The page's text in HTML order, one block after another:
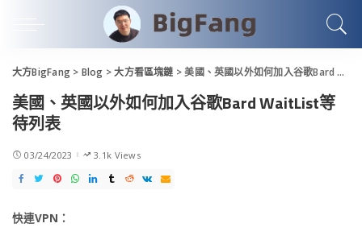
大方BigFang > Blog >大方看區塊鏈 >美國、英國以外如何加入谷歌Bard WaitList等待列表
美國、英國以外如何加入谷歌Bard WaitList等
待列表
03/24/2023 3.1k Views
快連VPN：